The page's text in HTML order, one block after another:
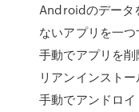
Androidのデータ
ないアプリを一つ
手動でアプリを
リアンインスト
手動でアンドロ